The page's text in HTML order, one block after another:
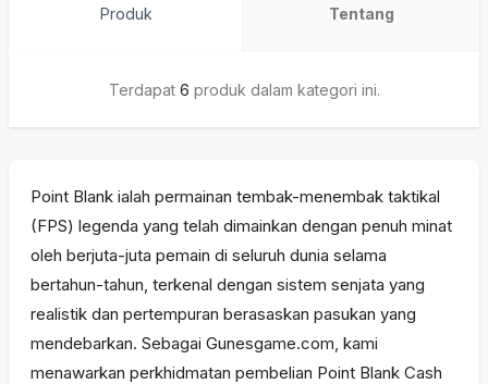
Produk Tentang
Terdapat 6 produk dalam kategori ini.
Point Blank ialah permainan tembak-menembak taktikal
(FPS) legenda yang telah dimainkan dengan penuh minat
oleh berjuta-juta pemain di seluruh dunia selama
bertahun-tahun, terkenal dengan sistem senjata yang
realistik dan pertempuran berasaskan pasukan yang
mendebarkan. Sebagai Gunesgame.com, kami
menawarkan perkhidmatan pembelian Point Blank Cash